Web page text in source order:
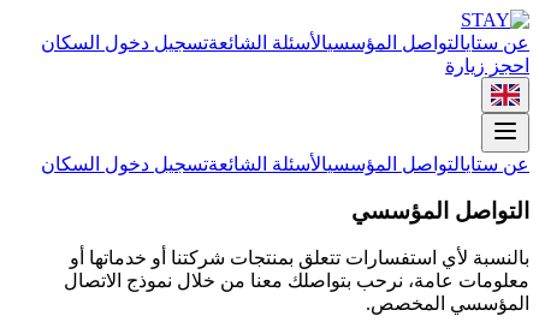
عن ستايالتواصل المؤسسيالأسئلة الشائعةتسجيل دخول السكان
احجز زيارة
عن ستايالتواصل المؤسسيالأسئلة الشائعةتسجيل دخول السكان
التواصل المؤسسي
بالنسبة لأي استفسارات تتعلق بمنتجات شركتنا أو خدماتها أو
معلومات عامة، نرحب بتواصلك معنا من خلال نموذج الاتصال
المؤسسي المخصص.